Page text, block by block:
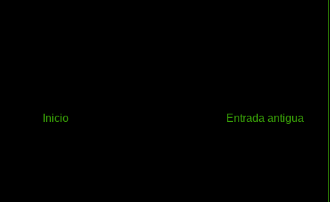
Entrada antigua
Inicio